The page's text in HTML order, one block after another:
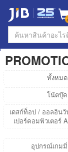
ทั้งหมด
โน้ตบุ๊ค
เดสก์ท็อป / ออลอิน
เปอร์คอมพิวเตอร์
อุปกรณ์เกมมิ่